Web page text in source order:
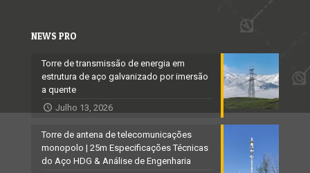
NEWS PRO
Torre de transmissão de energia em
estrutura de aço galvanizado por imersão
a quente
Julho 13, 2026
Torre de antena de telecomunicações
monopolo | 25m Especificações Técnicas
do Aço HDG & Análise de Engenharia